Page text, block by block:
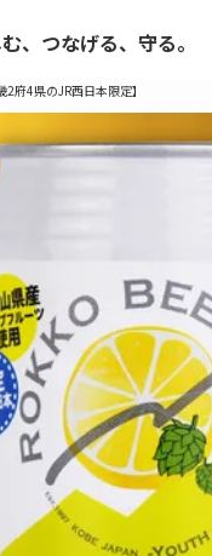
、つなげる、守る。
府4県のJR西日本限定】